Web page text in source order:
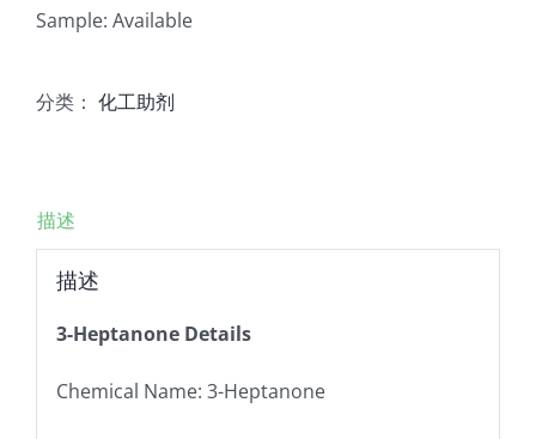
Sample: Available
分类： 化工助剂
描述
描述
3-Heptanone Details
Chemical Name: 3-Heptanone